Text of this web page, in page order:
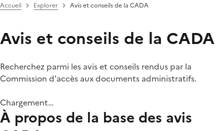
Accueil Explorer Avis et conseils de la CADA
Avis et conseils de la CADA
Recherchez parmi les avis et conseils rendus par la
Commission d'accès aux documents administratifs.
Chargement…
À propos de la base des avis